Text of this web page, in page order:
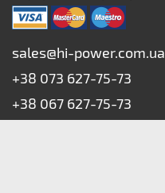
sales@hi-power.com.ua
+38 073 627-75-73
+38 067 627-75-73